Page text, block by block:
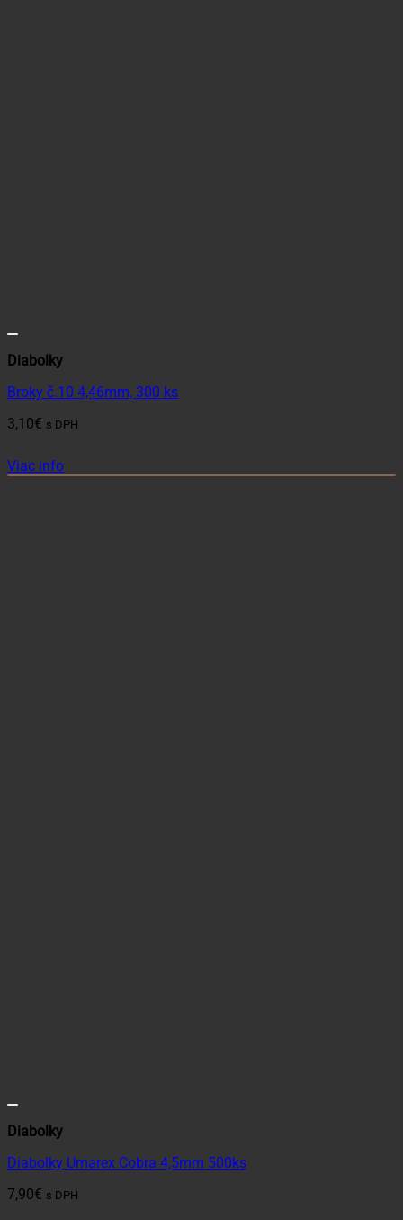
Diabolky
Broky č.10 4,46mm, 300 ks
3,10€ s DPH
Viac info
Diabolky
Diabolky Umarex Cobra 4,5mm 500ks
7,90€ s DPH